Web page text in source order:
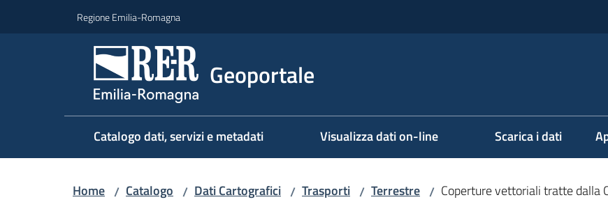
Regione Emilia-Romagna
Geoportale
Catalogo dati, servizi e metadati Visualizza dati on-line Scarica i dati
Home / Catalogo / Dati Cartografici / Trasporti / Terrestre / Coperture vettoriali tratte dalla